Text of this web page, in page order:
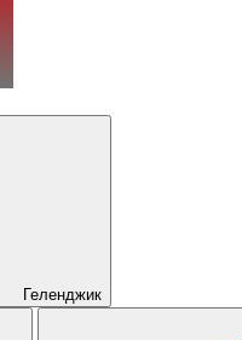
Геленджик